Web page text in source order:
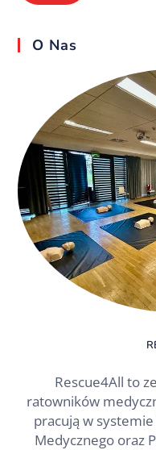
O Nas
Rescue4All to
ratowników
pracują w
Medycznego oraz